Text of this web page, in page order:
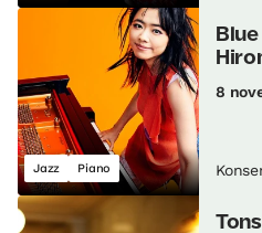
Jazz Piano
8